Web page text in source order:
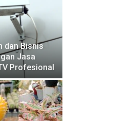
dan Bisnis
Jasa
Profesional